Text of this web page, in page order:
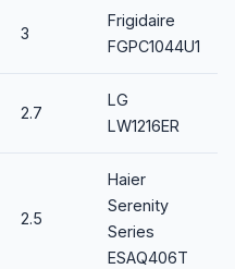
Frigidaire
FGPC1044U1
3
LG
LW1216ER
2.7
Haier
Serenity
Series
ESAQ406T
2.5